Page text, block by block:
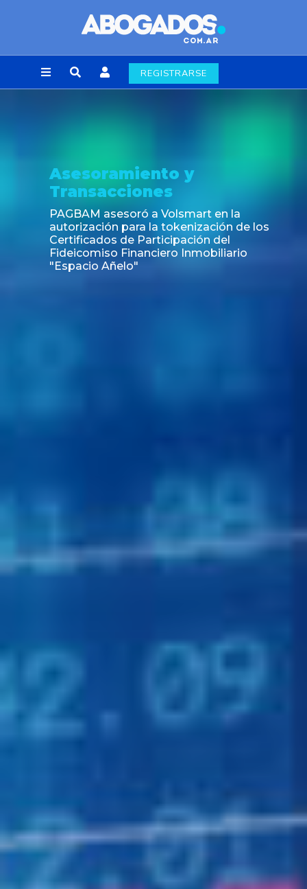
REGISTRARSE
Noticia
Fin de la obligación de rúbrica de los libros
laborales en la Ciudad de Buenos Aires